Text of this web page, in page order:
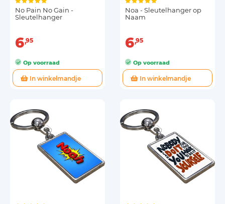
No Pain No Gain -
Sleutelhanger
6 95
Op voorraad
In winkelmandje
Noa - Sleutelhanger op
Naam
6 95
Op voorraad
In winkelmandje